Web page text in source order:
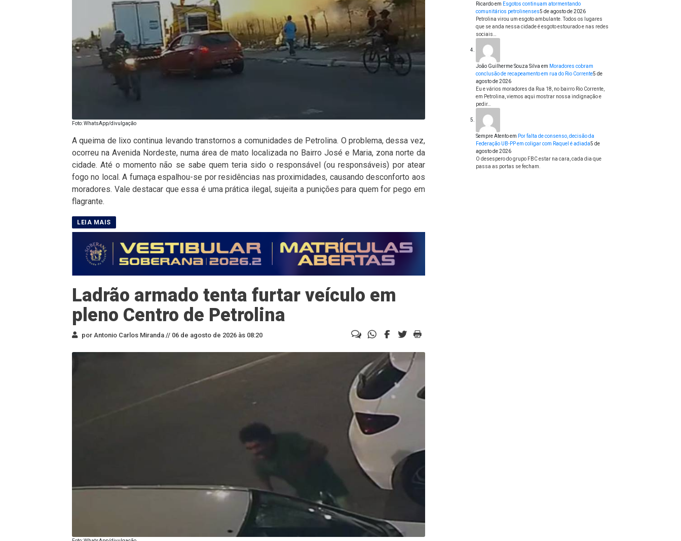
Foto: WhatsApp/divulgação
A queima de lixo continua levando transtornos a comunidades de Petrolina. O problema, dessa vez,
ocorreu na Avenida Nordeste, numa área de mato localizada no Bairro José e Maria, zona norte da
cidade. Até o momento não se sabe quem teria sido o responsável (ou responsáveis) por atear
fogo no local. A fumaça espalhou-se por residências nas proximidades, causando desconforto aos
moradores. Vale destacar que essa é uma prática ilegal, sujeita a punições para quem for pego em
flagrante.
Ladrão armado tenta furtar veículo em
pleno Centro de Petrolina
por Antonio Carlos Miranda // 06 de agosto de 2026 às 08:20
Ricardoem Esgotos continuam atormentando
comunitários petrolinenses5 de agosto de 2026
Petrolina virou um esgoto ambulante. Todos os lugares
que se anda nessa cidade é esgoto estourado e nas redes
sociais…
João Guilherme Souza Silva em Moradores cobram
conclusão de recapeamento em rua do Rio Corrente5 de
agosto de 2026
Eu e vários moradores da Rua 18, no bairro Rio Corrente,
em Petrolina, viemos aqui mostrar nossa indignação e
pedir…
Sempre Atentoem Por falta de consenso, decisão da
Federação UB-PP em coligar com Raquel é adiada5 de
agosto de 2026
O desespero do grupo FBC estar na cara, cada dia que
passa as portas se fecham.